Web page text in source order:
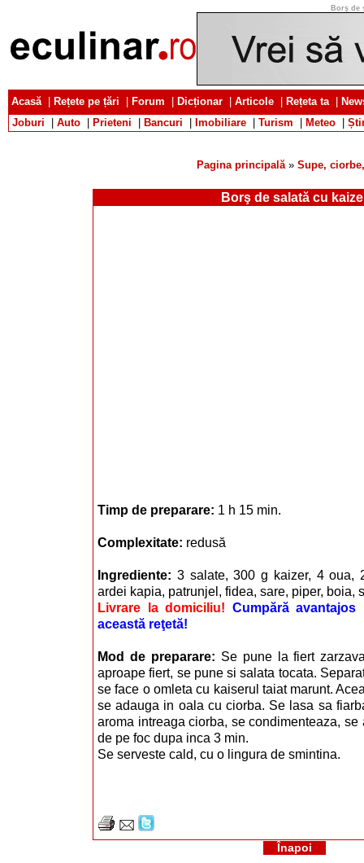
Borş de
Acasă| Rețete pe țări Forum Dicționar Articole Rețeta ta|
Joburi
Auto Prieteni Bancuri Imobiliare Turism Meteo
Pagina principală» Supe,
Borş de salată cu
Timp de preparare: 1 h 15 min.
Complexitate: redusă
Ingrediente: 3 salate, 300 g kaizer, 4 oua,
ardei kapia, patrunjel, fidea, sare, piper, boia,
Livrare la domiciliu! Cumpără avantajos
această reţetă!
Mod de preparare: Se pune la fiert
aproape fiert, se pune si salata tocata.
se face o omleta cu kaiserul taiat marunt.
se adauga in oala cu ciorba. Se lasa sa
aroma intreaga ciorba, se condimenteaza,
de pe foc dupa inca 3 min.
Se serveste cald, cu o lingura de smintina.
Înapoi